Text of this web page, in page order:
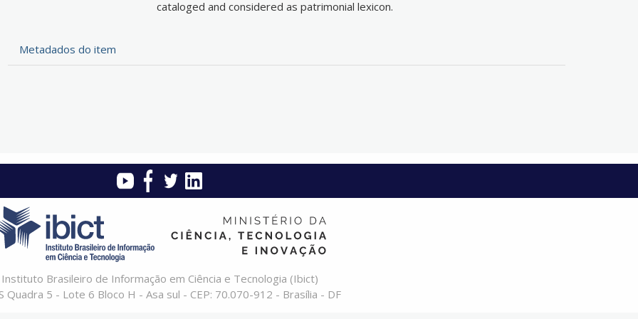
cataloged and considered as patrimonial lexicon.
Metadados do item
Instituto Brasileiro de Informação em Ciência e Tecnologia (Ibict)
Quadra 5 - Lote 6 Bloco H - Asa sul - CEP: 70.070-912 - Brasília - DF